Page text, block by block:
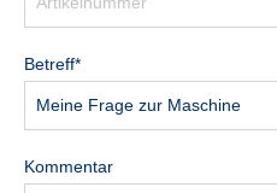
Betreff*
Kommentar